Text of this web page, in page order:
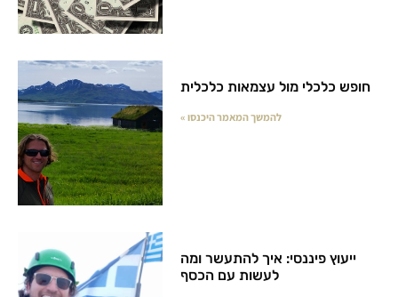
חופש כלכלי מול עצמאות כלכלית
להמשך המאמר היכנסו »
ייעוץ פיננסי: איך להתעשר ומה
לעשות עם הכסף